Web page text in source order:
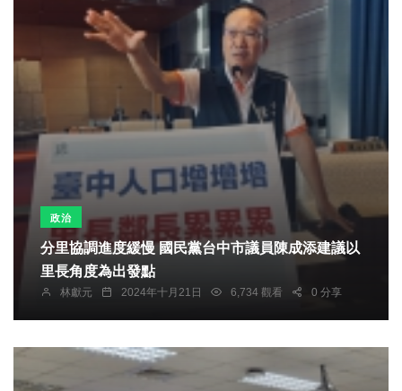
政治
分里協調進度緩慢 國民黨台中市議員陳成添建議以
里長角度為出發點
林獻元 2024年十月21日 6,734 觀看 0 分享